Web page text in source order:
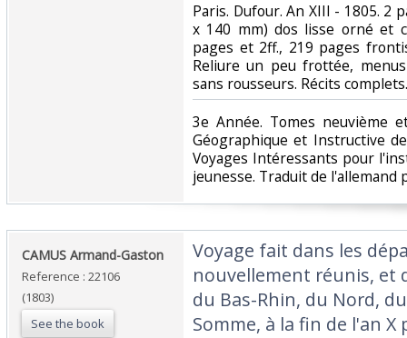
‎Paris. Dufour. An XIII - 1805. 2
x 140 mm) dos lisse orné et
pages et 2ff., 219 pages
Reliure un peu frottée,
sans rousseurs. Récits complets.‎
‎3e Année. Tomes neuvième
Géographique et Instructive
Voyages Intéressants pour
jeunesse. Traduit de l'allemand
‎CAMUS Armand-Gaston‎
Reference : 22106
(1803)
See the book
‎Voyage fait dans les
nouvellement réunis, et
du Bas-Rhin, du Nord,
Somme, à la fin de l'an X